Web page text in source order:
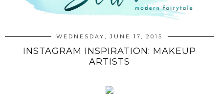
WEDNESDAY, JUNE 17, 2015
INSTAGRAM INSPIRATION: MAKEUP
ARTISTS